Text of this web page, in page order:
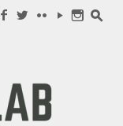
f w c y n s